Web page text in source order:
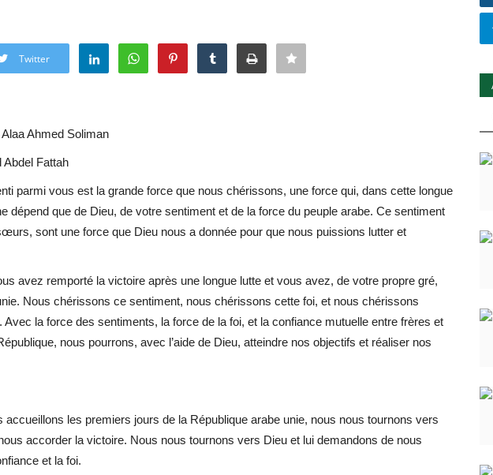
Twitter
Ahmed Soliman
Abdel Fattah
parmi vous est la grande force que nous chérissons, une force qui, dans cette longue
dépend que de Dieu, de votre sentiment et de la force du peuple arabe. Ce sentiment
sont une force que Dieu nous a donnée pour que nous puissions lutter et
avez remporté la victoire après une longue lutte et vous avez, de votre propre gré,
Nous chérissons ce sentiment, nous chérissons cette foi, et nous chérissons
la force des sentiments, la force de la foi, et la confiance mutuelle entre frères et
nous pourrons, avec l’aide de Dieu, atteindre nos objectifs et réaliser nos
accueillons les premiers jours de la République arabe unie, nous nous tournons vers
accorder la victoire. Nous nous tournons vers Dieu et lui demandons de nous
et la foi.